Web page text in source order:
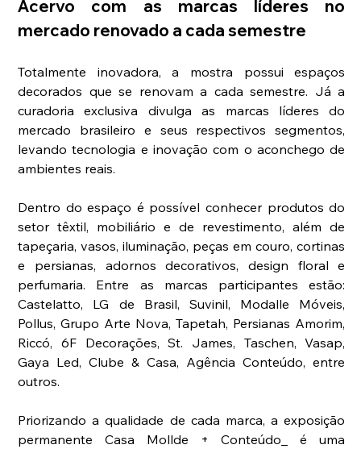
Acervo com as marcas líderes no
mercado renovado a cada semestre
Totalmente inovadora, a mostra possui espaços
decorados que se renovam a cada semestre. Já a
curadoria exclusiva divulga as marcas líderes do
mercado brasileiro e seus respectivos segmentos,
levando tecnologia e inovação com o aconchego de
ambientes reais.
Dentro do espaço é possível conhecer produtos do
setor têxtil, mobiliário e de revestimento, além de
tapeçaria, vasos, iluminação, peças em couro, cortinas
e persianas, adornos decorativos, design floral e
perfumaria. Entre as marcas participantes estão:
Castelatto, LG de Brasil, Suvinil, Modalle Móveis,
Pollus, Grupo Arte Nova, Tapetah, Persianas Amorim,
Riccó, 6F Decorações, St. James, Taschen, Vasap,
Gaya Led, Clube & Casa, Agência Conteúdo, entre
outros.
Priorizando a qualidade de cada marca, a exposição
permanente Casa Mollde + Conteúdo_ é uma